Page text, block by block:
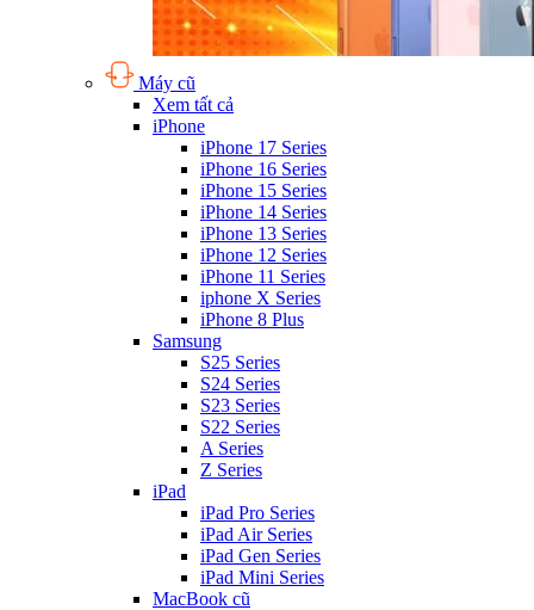
Máy cũ
Xem tất cả
iPhone
iPhone 17 Series
iPhone 16 Series
iPhone 15 Series
iPhone 14 Series
iPhone 13 Series
iPhone 12 Series
iPhone 11 Series
iphone X Series
iPhone 8 Plus
Samsung
S25 Series
S24 Series
S23 Series
S22 Series
A Series
Z Series
iPad
iPad Pro Series
iPad Air Series
iPad Gen Series
iPad Mini Series
MacBook cũ